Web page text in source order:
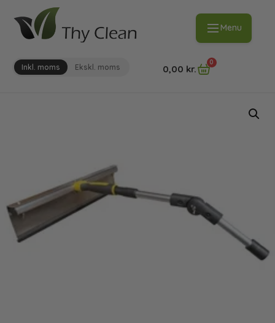
Menu
Inkl. moms Ekskl. moms 0,00 kr.
0